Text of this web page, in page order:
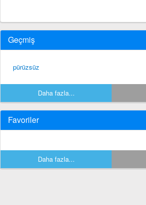
Geçmiş
pürüzsüz
Daha fazla...
Favoriler
Daha fazla...